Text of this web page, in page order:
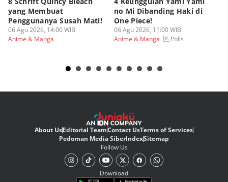
yang Membuat
Penggunanya Susah Mati!
06 Agu 2026, 14:00 WIB
Anime & Manga
no Mi Dibanding Haki di
One Piece!
06 Agu 2026, 11:00 WIB
Anime & Manga
Polls
About UsEditorial TeamContact UsTerms of Services
Pedoman Media SiberIndexSitemap
Follow Us
Download